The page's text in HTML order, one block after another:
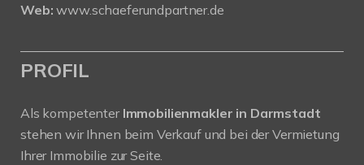
Web: www.schaeferundpartner.de
PROFIL
Als kompetenter Immobilienmakler in Darmstadt
stehen wir Ihnen beim Verkauf und bei der Vermietung
Ihrer Immobilie zur Seite.